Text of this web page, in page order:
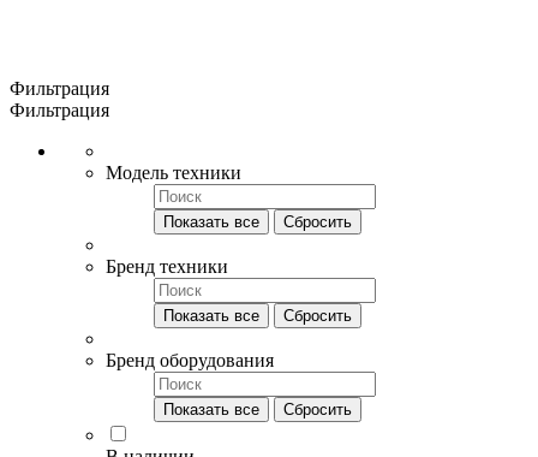
Фильтрация
Фильтрация
Модель техники
Показать все Сбросить
Бренд техники
Показать все Сбросить
Бренд оборудования
Показать все Сбросить